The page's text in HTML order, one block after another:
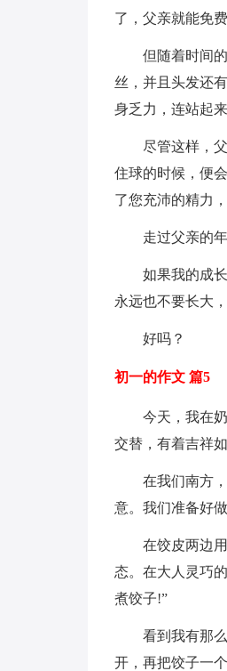
了，父亲就能免
但随着时间
丝，并且头发还
身乏力，连站起
尽管这样，
住球的时候，便
了您充沛的精力
走过父亲的
如果我的成
永远也不要长大
好吗？
初一的作文 篇5
今天，我在
交替，有着吉祥如
在我们南方
意。我们准备好
在饺皮两边
态。在大人灵巧
煮饺子!”
看到我有那
开，再把饺子一